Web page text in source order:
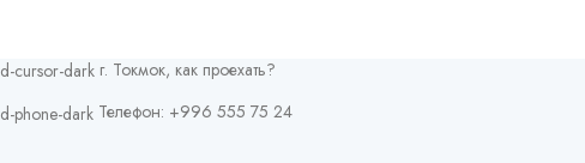
г. Токмок, как проехать?
Телефон: +996 555 75 24